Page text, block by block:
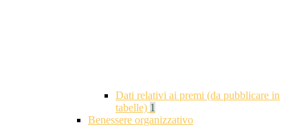
Dati relativi ai premi (da pubblicare in
tabelle) 1
Benessere organizzativo